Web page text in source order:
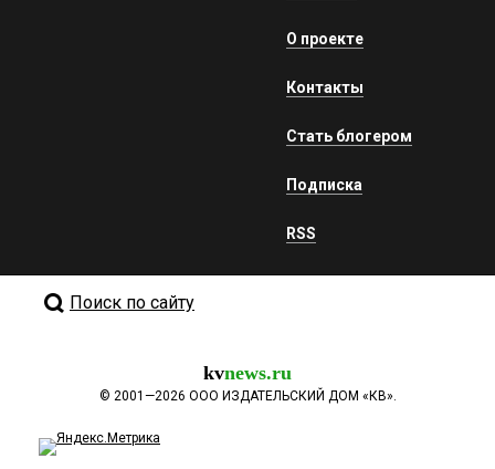
О проекте
Контакты
Стать блогером
Подписка
RSS
Поиск по сайту
kvnews.ru
© 2001—2026 ООО ИЗДАТЕЛЬСКИЙ ДОМ «КВ».